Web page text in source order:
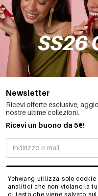
Yehwang utilizza solo
analitici che non violano la
di testo che viene salvato
Newsletter
Ricevi offerte esclusive,
nostre ultime collezioni.
Ricevi un buono da 5€!
MI